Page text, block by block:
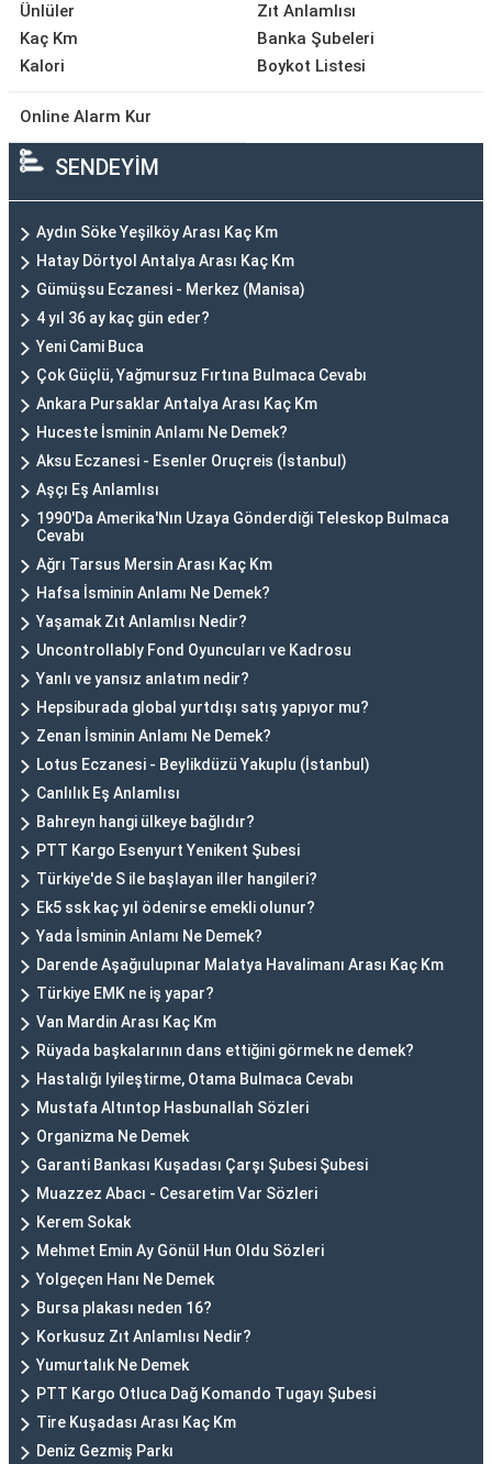
Ünlüler
Kaç Km
Kalori
Zıt Anlamlısı
Banka Şubeleri
Boykot Listesi
Online Alarm Kur
SENDEYİM
Aydın Söke Yeşilköy Arası Kaç Km
Hatay Dörtyol Antalya Arası Kaç Km
Gümüşsu Eczanesi - Merkez (Manisa)
4 yıl 36 ay kaç gün eder?
Yeni Cami Buca
Çok Güçlü, Yağmursuz Fırtına Bulmaca Cevabı
Ankara Pursaklar Antalya Arası Kaç Km
Huceste İsminin Anlamı Ne Demek?
Aksu Eczanesi - Esenler Oruçreis (İstanbul)
Aşçı Eş Anlamlısı
1990'Da Amerika'Nın Uzaya Gönderdiği Teleskop Bulmaca
Cevabı
Ağrı Tarsus Mersin Arası Kaç Km
Hafsa İsminin Anlamı Ne Demek?
Yaşamak Zıt Anlamlısı Nedir?
Uncontrollably Fond Oyuncuları ve Kadrosu
Yanlı ve yansız anlatım nedir?
Hepsiburada global yurtdışı satış yapıyor mu?
Zenan İsminin Anlamı Ne Demek?
Lotus Eczanesi - Beylikdüzü Yakuplu (İstanbul)
Canlılık Eş Anlamlısı
Bahreyn hangi ülkeye bağlıdır?
PTT Kargo Esenyurt Yenikent Şubesi
Türkiye'de S ile başlayan iller hangileri?
Ek5 ssk kaç yıl ödenirse emekli olunur?
Yada İsminin Anlamı Ne Demek?
Darende Aşağıulupınar Malatya Havalimanı Arası Kaç Km
Türkiye EMK ne iş yapar?
Van Mardin Arası Kaç Km
Rüyada başkalarının dans ettiğini görmek ne demek?
Hastalığı Iyileştirme, Otama Bulmaca Cevabı
Mustafa Altıntop Hasbunallah Sözleri
Organizma Ne Demek
Garanti Bankası Kuşadası Çarşı Şubesi Şubesi
Muazzez Abacı - Cesaretim Var Sözleri
Kerem Sokak
Mehmet Emin Ay Gönül Hun Oldu Sözleri
Yolgeçen Hanı Ne Demek
Bursa plakası neden 16?
Korkusuz Zıt Anlamlısı Nedir?
Yumurtalık Ne Demek
PTT Kargo Otluca Dağ Komando Tugayı Şubesi
Tire Kuşadası Arası Kaç Km
Deniz Gezmiş Parkı